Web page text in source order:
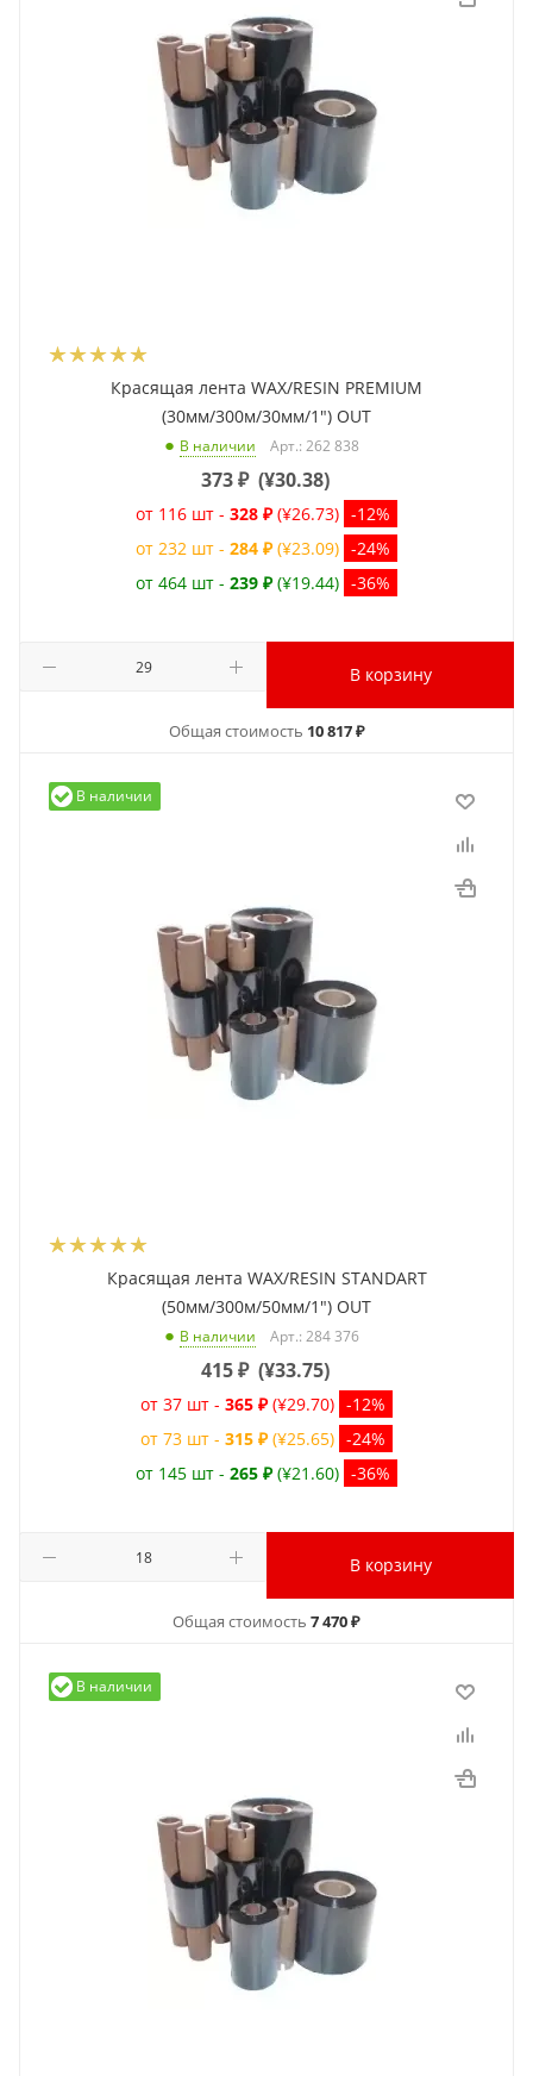
Красящая лента WAX/RESIN PREMIUM
(30мм/300м/30мм/1") OUT
В наличии Арт.: 262 838
373₽ (¥30.38)
от 116 шт - 328 ₽ (¥26.73) -12%
от 232 шт - 284 ₽ (¥23.09) -24%
от 464 шт - 239 ₽ (¥19.44) -36%
В корзину
Общая стоимость 10 817 ₽
В наличии
Красящая лента WAX/RESIN STANDART
(50мм/300м/50мм/1") OUT
В наличии Арт.: 284 376
415₽ (¥33.75)
от 37 шт - 365 ₽ (¥29.70) -12%
от 73 шт - 315 ₽ (¥25.65) -24%
от 145 шт - 265 ₽ (¥21.60) -36%
В корзину
Общая стоимость 7 470 ₽
В наличии